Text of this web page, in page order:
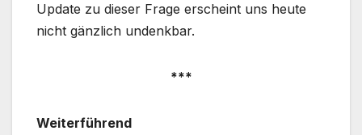
Update zu dieser Frage erscheint uns heute
nicht gänzlich undenkbar.
***
Weiterführend